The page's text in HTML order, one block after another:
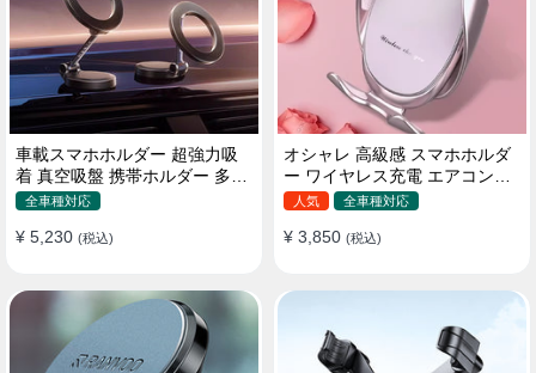
車載スマホホルダー 超強力吸
着 真空吸盤 携帯ホルダー 多角
度調整 360°回転な台座 車用ホ
カー用品 全機種対応
全車種対応
¥ 5,230 (税込)
オシャレ 高級感 スマホホルダ
ー ワイヤレス充電 エアコン吹
き出し口/ 吸盤タイプ 女性
人気 全車種対応
¥ 3,850 (税込)